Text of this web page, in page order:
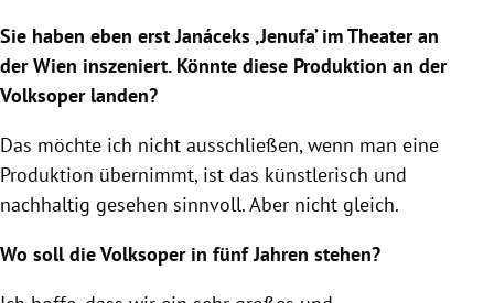
Sie haben eben erst Janáceks ,Jenufa’ im Theater an
der Wien inszeniert. Könnte diese Produktion an der
Volksoper landen?
Das möchte ich nicht ausschließen, wenn man eine
Produktion übernimmt, ist das künstlerisch und
nachhaltig gesehen sinnvoll. Aber nicht gleich.
Wo soll die Volksoper in fünf Jahren stehen?